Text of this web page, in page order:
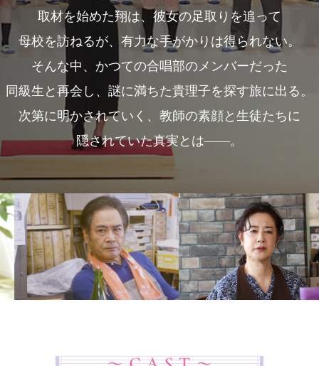
取材を始めた翔は、 彼女の足取りを追って
母校を訪ねるが、有力な手がかりは得られない。
そんな中、 かつての合唱部のメンバーだった
同級生と再会し、 謎に満ちた貴理子を探す旅に出る。
次第に明かされていく、 教師の素顔と 生徒たちに
隠されていた真実とは――。